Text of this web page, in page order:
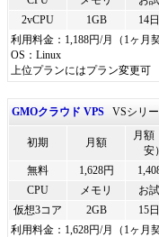
2vCPU
1GB 14
利用料金：1,188円/月（1ヶ月
OS：Linux
上位プランにはプラン変更可
GMOクラウド VPS VSシリ
初期 月額
月額
安）
無料 1,628円
CPU
メモリ お
仮想3コア
2GB 15
利用料金：1,628円/月（1ヶ月